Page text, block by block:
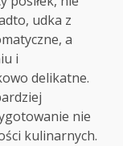
udka z
a
i
delikatne.
nie
kulinarnych.